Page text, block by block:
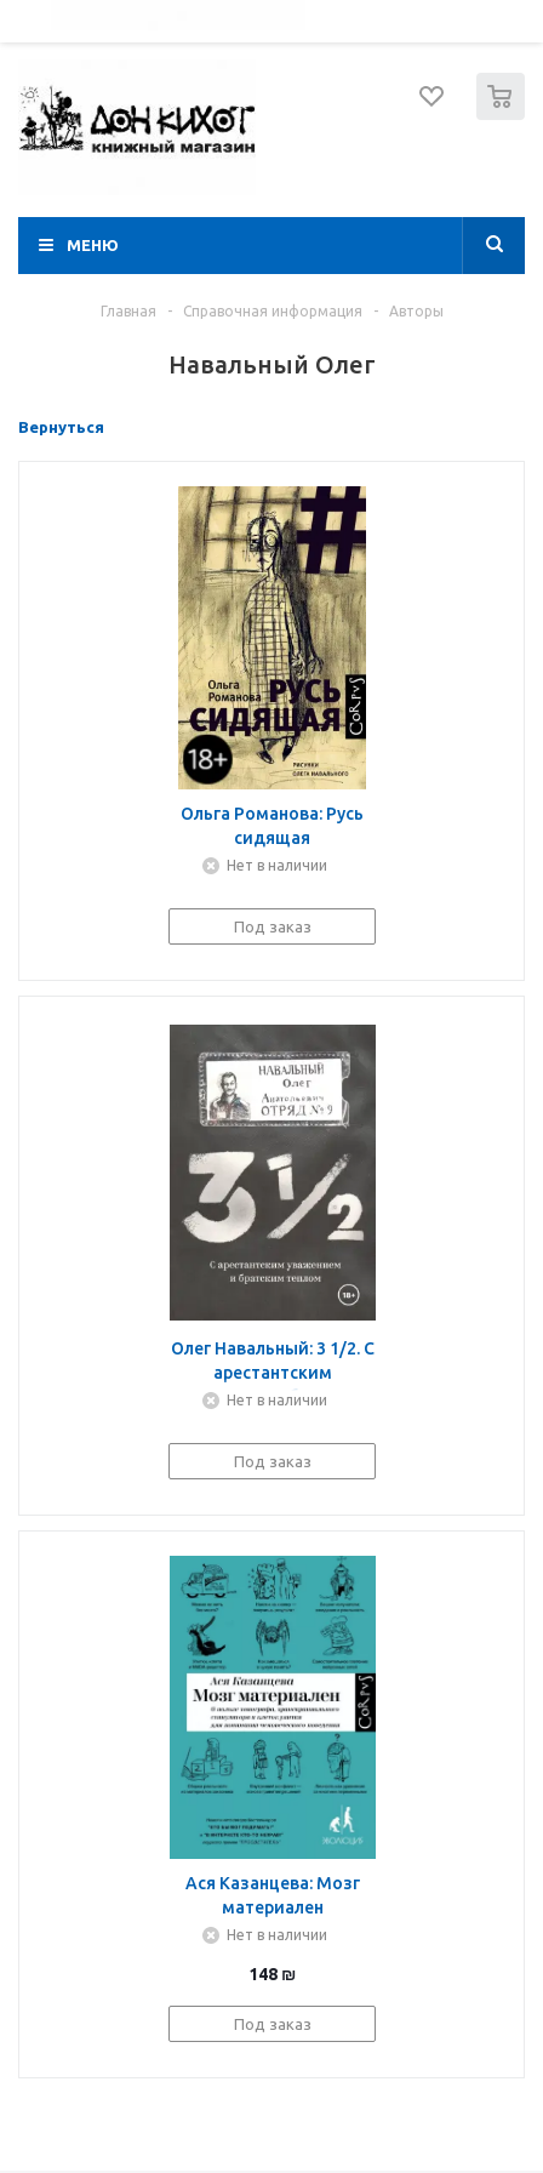
МЕНЮ
Главная - Справочная информация - Авторы
Навальный Олег
Вернуться
Ольга Романова: Русь
сидящая
Нет в наличии
Под заказ
Олег Навальный: 3 1/2. С
арестантским
уважением и братским
Нет в наличии
Под заказ
Ася Казанцева: Мозг
материален
Нет в наличии
148 ₪
Под заказ